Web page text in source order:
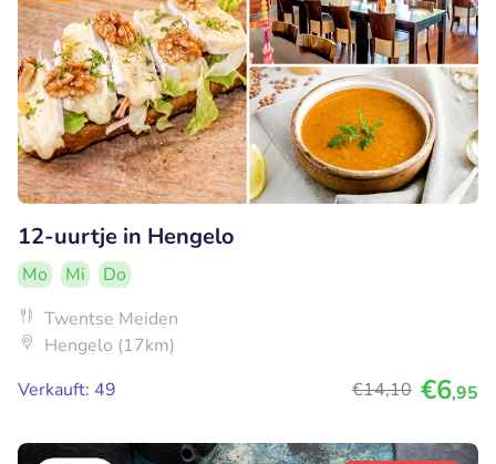
12-uurtje in Hengelo
Mo Mi
Do
Twentse Meiden
Hengelo (17km)
Verkauft: 49
€14,10 €6,95